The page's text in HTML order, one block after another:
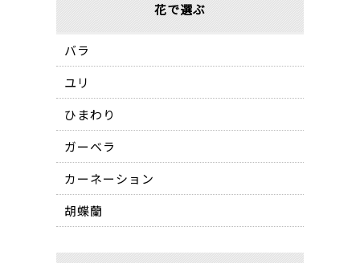
花で選ぶ
バラ
ユリ
ひまわり
ガーベラ
カーネーション
胡蝶蘭